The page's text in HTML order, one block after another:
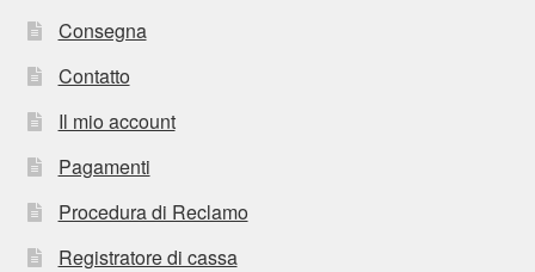
Consegna
Contatto
Il mio account
Pagamenti
Procedura di Reclamo
Registratore di cassa